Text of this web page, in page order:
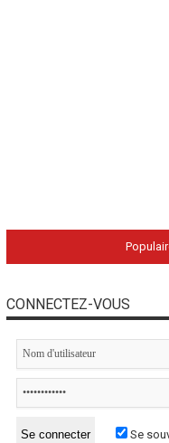
CONNECTEZ-VOUS
Se